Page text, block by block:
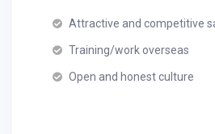
Attractive and competitive
Training/work overseas
Open and honest culture